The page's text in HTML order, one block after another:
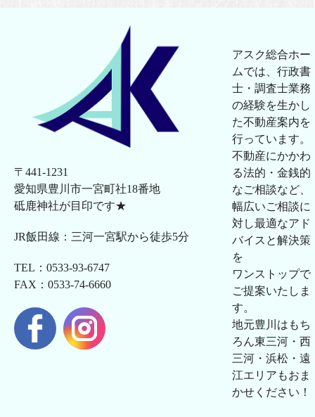
〒441-1231
愛知県豊川市一宮町社18番地
砥鹿神社が目印です★
JR飯田線：三河一宮駅から徒歩5分
TEL：0533-93-6747
FAX：0533-74-6660
アスク総合ホー
ムでは、行政書
士・調査士業務
の経験を生かし
た不動産案内を
行っています。
不動産にかかわ
る法的・金銭的
なご相談など、
幅広いご相談に
対し最適なアド
バイスと解決策
を
ワンストップで
ご提案いたしま
す。
地元豊川はもち
ろん東三河・西
三河・浜松・遠
江エリアもおま
かせください！